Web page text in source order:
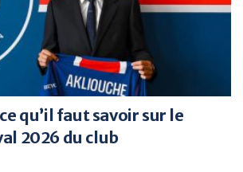
qu’il faut savoir sur le
2026 du club